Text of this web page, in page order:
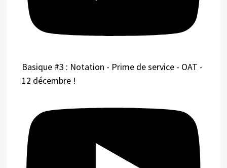
Basique #3 : Notation - Prime de service - OAT -
12 décembre !